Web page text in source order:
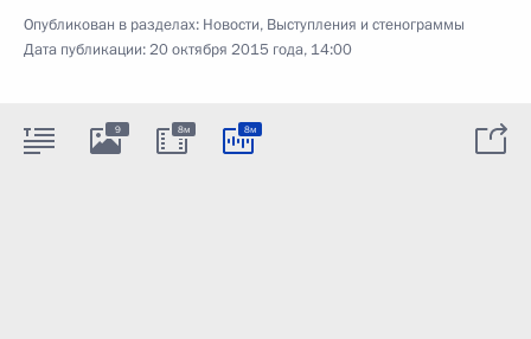
Опубликован в разделах: Новости, Выступления и стенограммы
Дата публикации:20 октября 2015 года, 14:00
9 8м 8м